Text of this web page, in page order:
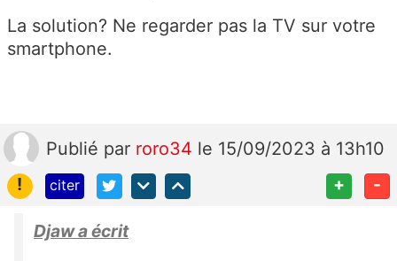
La solution? Ne regarder pas la TV sur votre
smartphone.
Publié par roro34 le 15/09/2023 à 13h10
!
citer + -
Djaw a écrit